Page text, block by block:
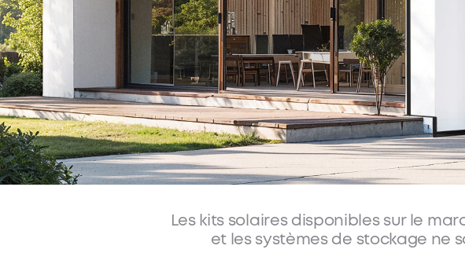
Vous
contre
Les kits solaires disponibles sur le
et les systèmes de stockage ne